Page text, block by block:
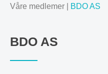
Våre medlemer BDO AS
BDO AS